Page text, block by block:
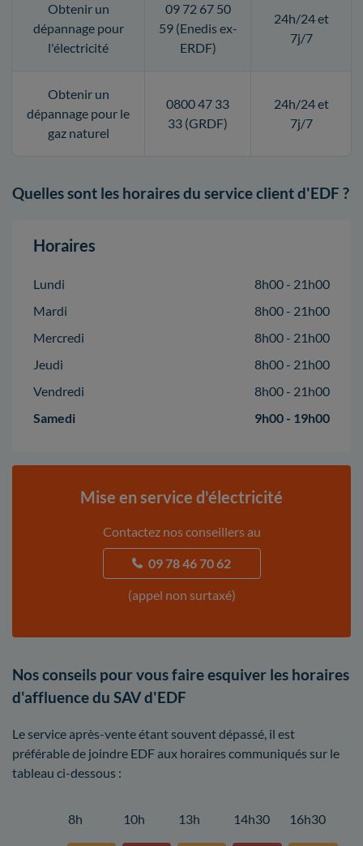
Obtenir un
dépannage pour
l'électricité
09 72 67 50
59 (Enedis ex-
ERDF)
24h/24 et
7j/7
Obtenir un
dépannage pour le
gaz naturel
0800 47 33
33 (GRDF)
24h/24 et
7j/7
Quelles sont les horaires du service client d'EDF ?
Horaires
Lundi
8h00 - 21h00
Mardi
8h00 - 21h00
Mercredi
8h00 - 21h00
Jeudi
8h00 - 21h00
Vendredi
8h00 - 21h00
Samedi
9h00 - 19h00
Mise en service d'électricité
Contactez nos conseillers au
09 78 46 70 62
(appel non surtaxé)
Nos conseils pour vous faire esquiver les horaires
d'affluence du SAV d'EDF
Le service après-vente étant souvent dépassé, il est
préférable de joindre EDF aux horaires communiqués sur le
tableau ci-dessous :
8h 10h 13h 14h30 16h30